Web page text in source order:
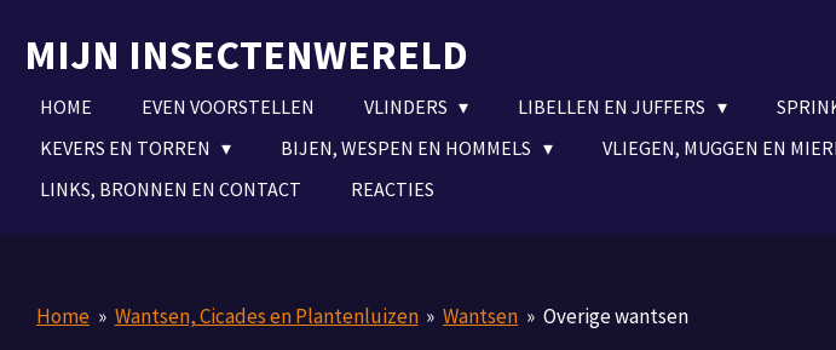
direct
hoofdinhoud
MIJN INSECTENWERELD
HOME EVEN VOORSTELLEN VLINDERS LIBELLEN EN JUFFERS
KEVERS EN TORREN
BIJEN, WESPEN EN HOMMELS VLIEGEN, MUGGEN EN
LINKS, BRONNEN EN CONTACT
REACTIES
Home » Wantsen, Cicades en Plantenluizen » Wantsen » Overige wantsen